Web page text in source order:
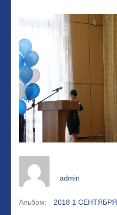
admin
Альбом: 2018 1 СЕНТЯБРЯ